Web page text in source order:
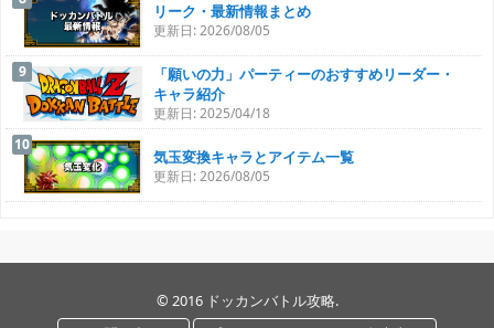
リーク・最新情報まとめ
更新日: 2026/08/05
「願いの力」パーティーのおすすめリーダー・
キャラ紹介
更新日: 2025/04/18
気玉変換キャラとアイテム一覧
更新日: 2026/08/05
© 2016 ドッカンバトル攻略.